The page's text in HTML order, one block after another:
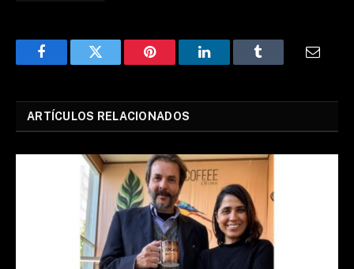
FacebookTwitter Pinterest LinkedInTumblr
ARTÍCULOS RELACIONADOS